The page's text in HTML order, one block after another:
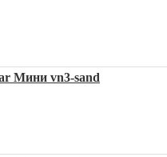
Мини vn3-sand